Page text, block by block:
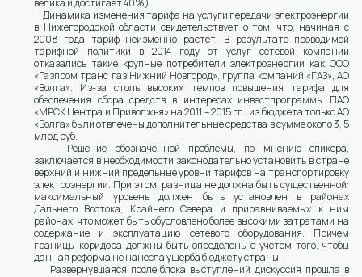
велика и достигает 40%).
Динамика изменения тарифа на услуги передачи электроэнергии
в Нижегородской области свидетельствует о том, что, начиная с
2008 года тариф неизменно растет. В результате проводимой
тарифной политики в 2014 году от услуг сетевой компании
отказались такие крупные потребители электроэнергии как ООО
«Газпром транс газ Нижний Новгород», группа компаний «ГАЗ», АО
«Волга». Из-за столь высоких темпов повышения тарифа для
обеспечения сбора средств в интересах инвестпрограммы ПАО
«МРСК Центра и Приволжья» на 2011 – 2015 гг., из бюджета только АО
«Волга» были отвлечены дополнительные средства в сумме около 3, 5
млрд руб.
Решение обозначенной проблемы, по мнению спикера,
заключается в необходимости законодательно установить в стране
верхний и нижний предельные уровни тарифов на транспортировку
электроэнергии. При этом, разница не должна быть существенной:
максимальный уровень должен быть установлен в районах
Дальнего Востока, Крайнего Севера и приравниваемых к ним
районах, что может быть обусловлено более высокими затратами на
содержание и эксплуатацию сетевого оборудования. Причем
границы коридора должны быть определены с учетом того, чтобы
данная реформа не нанесла ущерба бюджету страны.
Развернувшаяся после блока выступлений дискуссия прошла в